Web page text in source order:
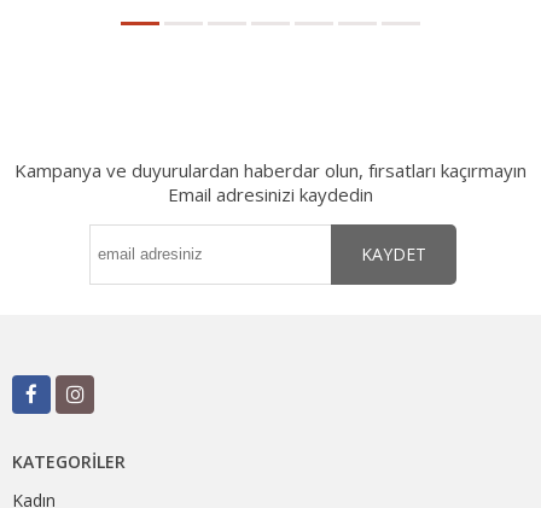
Kampanya ve duyurulardan haberdar olun, fırsatları kaçırmayın
Email adresinizi kaydedin
KAYDET
KATEGORILER
Kadın